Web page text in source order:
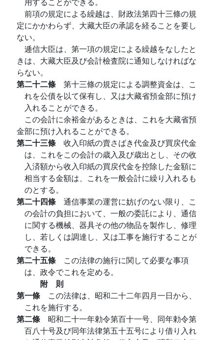
前項の規定による繰越は、財政法第四十三條の規
定にかかわらず、大藏大臣の承認を経ることを要し
ない。
逓信大臣は、第一項の規定による繰越をなしたと
きは、大藏大臣及び会計檢査院に通知しなければな
らない。
第二十二條 第十三條の規定による調整資金は、こ
れを公債を以て保有し、又は大藏省預金部に預け
入れることができる。
この会計に余裕金があるときは、これを大藏省預
金部に預け入れることができる。
第二十三條 收入印紙の賣さばき代金及び買戻代金
は、これをこの会計の歳入及び歳出とし、その收
入済額から收入印紙の買戻代金を控除した金額に
相当する金額は、これを一般会計に繰り入れるも
のとする。
第二十四條 通信事業の運営に妨げのない限り、こ
の会計の負担において、一般の委託により、通信
に関する機械、器具その他の物品を製作し、修理
し、若しくは調達し、又は工事を施行することが
できる。
第二十五條 この法律の施行に関して必要な事項
は、政令でこれを定める。
附 則
第一條 この法律は、昭和二十二年四月一日から、
これを施行する。
第二條 昭和二十一年勅令第百十一号、同年勅令第
百八十号及び同年法律第五十五号により借り入れ